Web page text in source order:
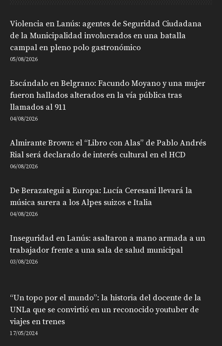
Violencia en Lanús: agentes de Seguridad Ciudadana
de la Municipalidad involucrados en una batalla
campal en pleno polo gastronómico
05/08/2026
Escándalo en Belgrano: Facundo Moyano y una mujer
fueron hallados alterados en la vía pública tras
llamados al 911
04/08/2026
Almirante Brown: el “Libro con Alas” de Pablo Andrés
Rial será declarado de interés cultural en el HCD
06/08/2026
De Berazategui a Europa: Lucía Ceresani llevará la
música surera a los Alpes suizos e Italia
04/08/2026
Inseguridad en Lanús: asaltaron a mano armada a un
trabajador frente a una sala de salud municipal
03/08/2026
“Un topo por el mundo”: la historia del docente de la
UNLa que se convirtió en un reconocido youtuber de
viajes en trenes
17/05/2024